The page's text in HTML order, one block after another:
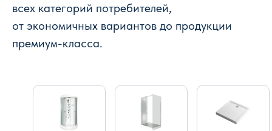
всех категорий потребителей,
от экономичных вариантов до продукции
премиум-класса.